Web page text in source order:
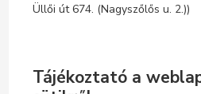
Üllői út 674. (Nagyszőlős u. 2.))
Tájékoztató a